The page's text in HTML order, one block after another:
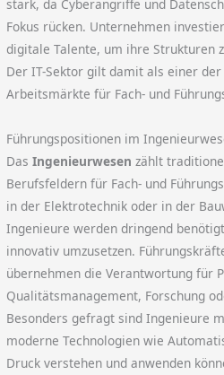
stark, da Cyberangriffe und
Fokus rücken. Unternehmen
digitale Talente, um ihre Strukturen
Der IT-Sektor gilt damit als einer
Arbeitsmärkte für Fach- und
Führungspositionen im
DasIngenieurwesen zählt
Berufsfeldern für Fach- und
in der Elektrotechnik oder in der
Ingenieure werden dringend
innovativ umzusetzen.
übernehmen die Verantwortung für
Qualitätsmanagement, Forschung
Besonders gefragt sind Ingenieure
moderne Technologien wie
Druck verstehen und anwenden